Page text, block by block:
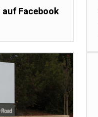
auf Facebook